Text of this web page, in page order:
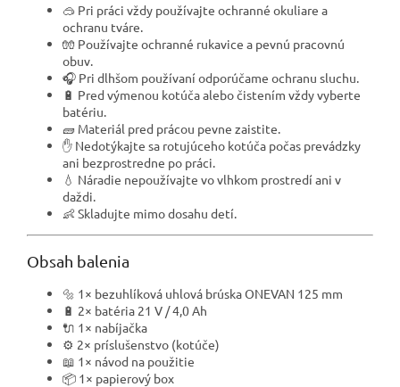
🥽 Pri práci vždy používajte ochranné okuliare a
ochranu tváre.
🧤 Používajte ochranné rukavice a pevnú pracovnú
obuv.
🎧 Pri dlhšom používaní odporúčame ochranu sluchu.
🔋 Pred výmenou kotúča alebo čistením vždy vyberte
batériu.
🧱 Materiál pred prácou pevne zaistite.
✋ Nedotýkajte sa rotujúceho kotúča počas prevádzky
ani bezprostredne po práci.
💧 Náradie nepoužívajte vo vlhkom prostredí ani v
daždi.
👶 Skladujte mimo dosahu detí.
Obsah balenia
🔩 1× bezuhlíková uhlová brúska ONEVAN 125 mm
🔋 2× batéria 21 V / 4,0 Ah
🔌 1× nabíjačka
⚙️ 2× príslušenstvo (kotúče)
📖 1× návod na použitie
📦 1× papierový box